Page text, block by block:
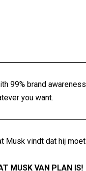
99% brand
you want.
Musk vindt dat hij
MUSK VAN PLAN IS!